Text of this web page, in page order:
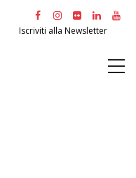
Iscriviti alla Newsletter